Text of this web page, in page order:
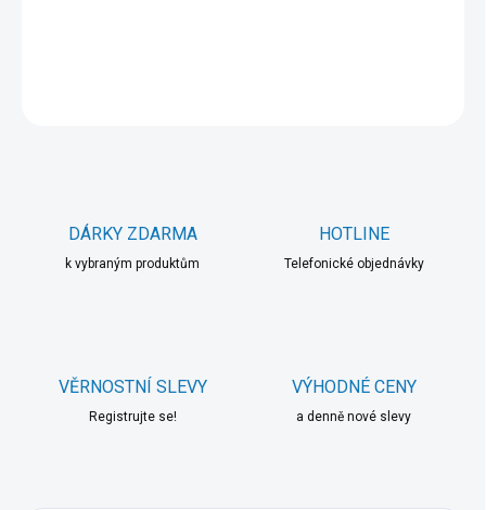
DÁRKY ZDARMA
k vybraným produktům
HOTLINE
Telefonické objednávky
VĚRNOSTNÍ SLEVY
Registrujte se!
VÝHODNÉ CENY
a denně nové slevy